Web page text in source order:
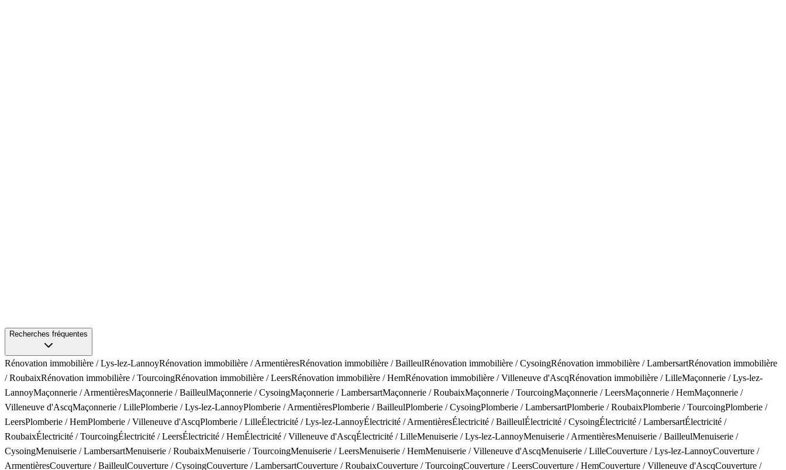
Recherches fréquentes
Rénovation immobilière / Lys-lez-LannoyRénovation immobilière / ArmentièresRénovation immobilière / BailleulRénovation immobilière / CysoingRénovation immobilière / LambersartRénovation immobilière
/ RoubaixRénovation immobilière / TourcoingRénovation immobilière / LeersRénovation immobilière / HemRénovation immobilière / Villeneuve d'AscqRénovation immobilière / LilleMaçonnerie / Lys-lez-
LannoyMaçonnerie / ArmentièresMaçonnerie / BailleulMaçonnerie / CysoingMaçonnerie / LambersartMaçonnerie / RoubaixMaçonnerie / TourcoingMaçonnerie / LeersMaçonnerie / HemMaçonnerie /
Villeneuve d'AscqMaçonnerie / LillePlomberie / Lys-lez-LannoyPlomberie / ArmentièresPlomberie / BailleulPlomberie / CysoingPlomberie / LambersartPlomberie / RoubaixPlomberie / TourcoingPlomberie /
LeersPlomberie / HemPlomberie / Villeneuve d'AscqPlomberie / LilleÉlectricité / Lys-lez-LannoyÉlectricité / ArmentièresÉlectricité / BailleulÉlectricité / CysoingÉlectricité / LambersartÉlectricité /
RoubaixÉlectricité / TourcoingÉlectricité / LeersÉlectricité / HemÉlectricité / Villeneuve d'AscqÉlectricité / LilleMenuiserie / Lys-lez-LannoyMenuiserie / ArmentièresMenuiserie / BailleulMenuiserie /
CysoingMenuiserie / LambersartMenuiserie / RoubaixMenuiserie / TourcoingMenuiserie / LeersMenuiserie / HemMenuiserie / Villeneuve d'AscqMenuiserie / LilleCouverture / Lys-lez-LannoyCouverture /
ArmentièresCouverture / BailleulCouverture / CysoingCouverture / LambersartCouverture / RoubaixCouverture / TourcoingCouverture / LeersCouverture / HemCouverture / Villeneuve d'AscqCouverture /